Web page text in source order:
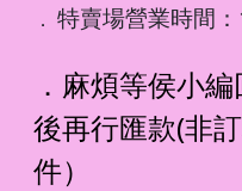
． 特賣場營業時間
．麻煩等侯小
後再行匯款(非
件）